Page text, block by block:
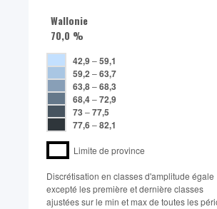
Wallonie
70,0 %
42,9–59,1
59,2 –63,7
63,8–68,3
68,4–72,9
73 –77,5
77,6–82,1
Limite de province
Discrétisation en classes d'amplitude égale​
excepté les première et dernière classes
ajustées sur le min et max de toutes les